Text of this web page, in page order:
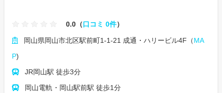
0.0（口コミ 0件）
岡山県岡山市北区駅前町1-1-21 成通・ハリービル4F（MA
P)
JR岡山駅 徒歩3分
岡山電軌・岡山駅前駅 徒歩1分